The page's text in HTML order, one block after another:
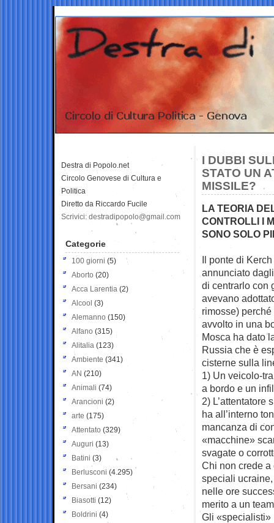
I DUBBI
STATO UN
MISSILE?
LA TEORIA
CONTROLLI I
SONO SOLO
Il ponte di
annunciato
di centrarlo con
avevano
rimosse)
avvolto in una
Mosca ha dato
Russia che è
cisterne sulla
1) Un veicolo-
a bordo e un
2) L’attentatore
ha all’interno
mancanza di
«macchine»
svagate o
Chi non crede a
speciali
nelle ore
merito a un
Gli «specialisti»
Destra di Popolo.net
Circolo Genovese di Cultura e
Politica
Diretto da Riccardo Fucile
Scrivici: destradipopolo@gmail.com
Categorie
100 giorni (5)
Aborto (20)
Acca Larentia (2)
Alcool (3)
Alemanno (150)
Alfano (315)
Alitalia (123)
Ambiente (341)
AN (210)
Animali (74)
Arancioni (2)
arte (175)
Attentato (329)
Auguri (13)
Batini (3)
Berlusconi (4.295)
Bersani (234)
Biasotti (12)
Boldrini (4)